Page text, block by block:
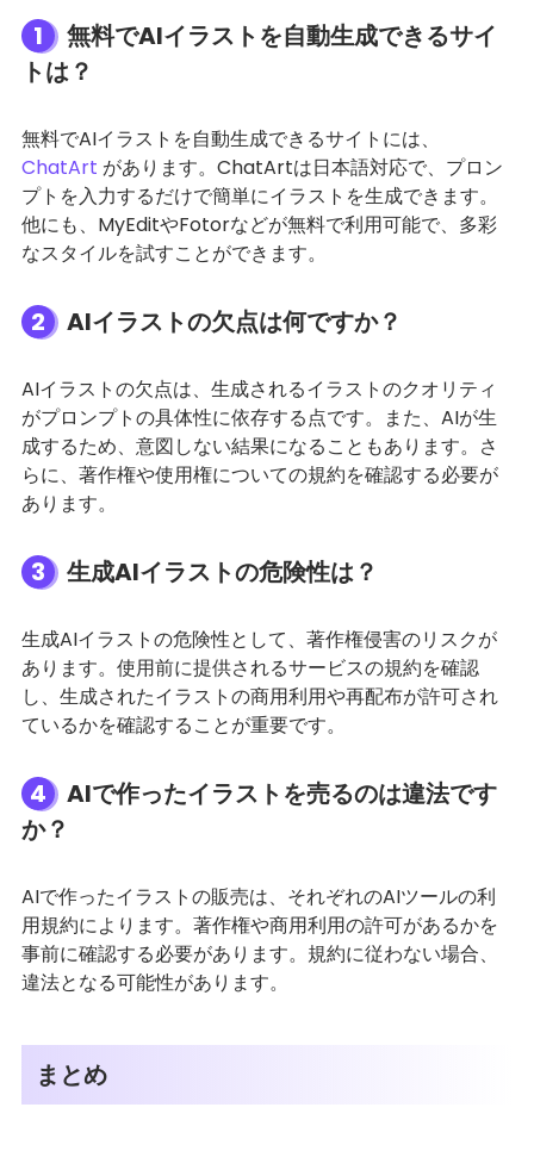
1
無料でAIイラストを自動生成できるサイ
トは？
無料でAIイラストを自動生成できるサイトには、
ChatArt があります。ChatArtは日本語対応で、プロン
プトを入力するだけで簡単にイラストを生成できます。
他にも、MyEditやFotorなどが無料で利用可能で、多彩
なスタイルを試すことができます。
2 AIイラストの欠点は何ですか？
AIイラストの欠点は、生成されるイラストのクオリティ
がプロンプトの具体性に依存する点です。また、AIが生
成するため、意図しない結果になることもあります。さ
らに、著作権や使用権についての規約を確認する必要が
あります。
3 生成AIイラストの危険性は？
生成AIイラストの危険性として、著作権侵害のリスクが
あります。使用前に提供されるサービスの規約を確認
し、生成されたイラストの商用利用や再配布が許可され
ているかを確認することが重要です。
4
AIで作ったイラストを売るのは違法です
か？
AIで作ったイラストの販売は、それぞれのAIツールの利
用規約によります。著作権や商用利用の許可があるかを
事前に確認する必要があります。規約に従わない場合、
違法となる可能性があります。
まとめ